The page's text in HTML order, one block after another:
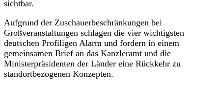
sichtbar.
Aufgrund der Zuschauerbeschränkungen bei
Großveranstaltungen schlagen die vier wichtigsten
deutschen Profiligen Alarm und fordern in einem
gemeinsamen Brief an das Kanzleramt und die
Ministerpräsidenten der Länder eine Rückkehr zu
standortbezogenen Konzepten.